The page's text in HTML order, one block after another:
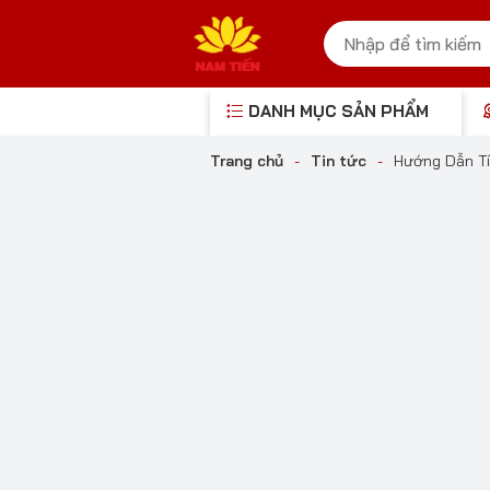
DANH MỤC SẢN PHẨM
Trang chủ - Tin tức - Hướng Dẫn